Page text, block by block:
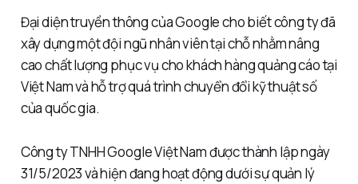
Đại diện truyền thông của Google cho biết công ty đã
xây dựng một đội ngũ nhân viên tại chỗ nhằm nâng
cao chất lượng phục vụ cho khách hàng quảng cáo tại
Việt Nam và hỗ trợ quá trình chuyển đổi kỹ thuật số
của quốc gia.
Công ty TNHH Google Việt Nam được thành lập ngày
31/5/2023 và hiện đang hoạt động dưới sự quản lý